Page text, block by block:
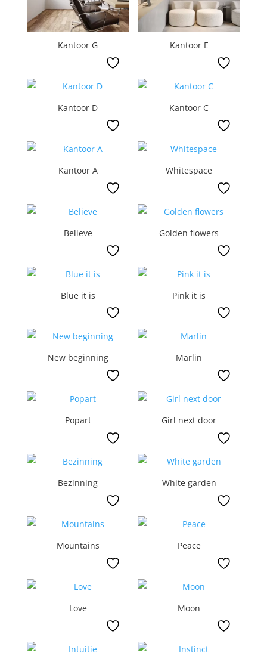
Kantoor G Kantoor E
Kantoor D Kantoor C
Kantoor A Whitespace
Believe Golden flowers
Blue it is Pink it is
New beginning Marlin
Popart Girl next door
Bezinning White garden
Mountains Peace
Love Moon